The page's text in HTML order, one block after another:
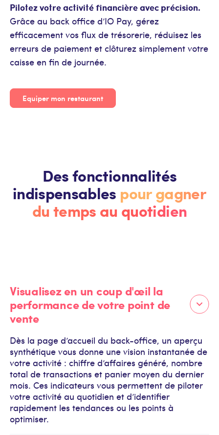
Pilotez votre activité financière avec précision.
Grâce au back office d’IO Pay, gérez
efficacement vos flux de trésorerie, réduisez les
erreurs de paiement et clôturez simplement votre
caisse en fin de journée.
Equiper mon restaurant
Des fonctionnalités
indispensables pour gagner
du temps au quotidien
Visualisez en un coup d'œil la
performance de votre point de
vente
Dès la page d’accueil du back-office, un aperçu
synthétique vous donne une vision instantanée de
votre activité : chiffre d’affaires généré, nombre
total de transactions et panier moyen du dernier
mois. Ces indicateurs vous permettent de piloter
votre activité au quotidien et d’identifier
rapidement les tendances ou les points à
optimiser.